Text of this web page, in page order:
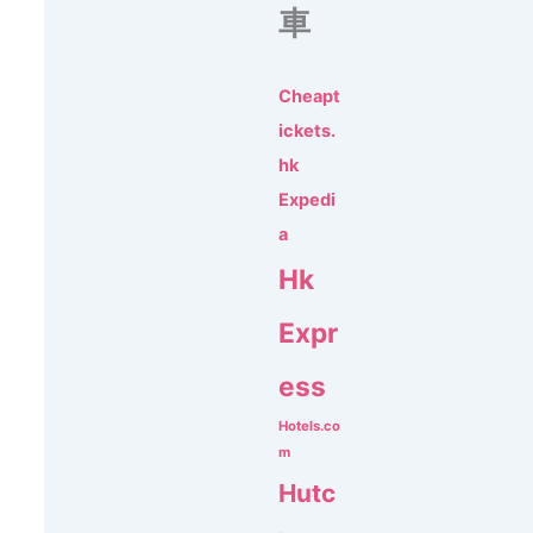
車
Cheapt
ickets.
hk
Expedi
a
Hk
Expr
ess
Hotels.co
m
Hutc